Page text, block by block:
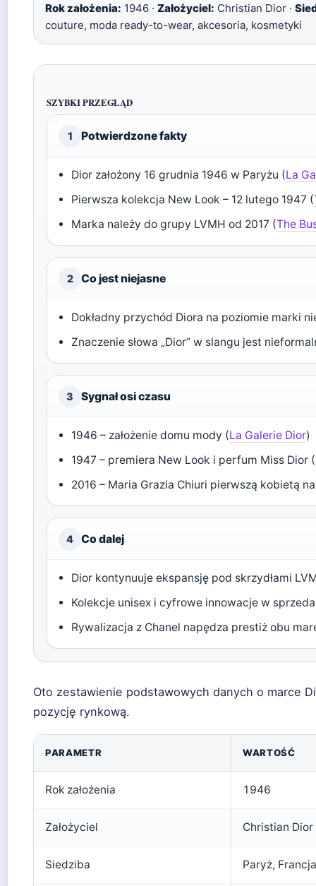
Rok założenia: 1946 · Założyciel: Christian Dior ·
couture, moda ready-to-wear, akcesoria, kosmetyki
SZYBKI PRZEGLĄD
1 Potwierdzone fakty
Dior założony 16 grudnia 1946 w Paryżu (La
Pierwsza kolekcja New Look – 12 lutego 1947 (
Marka należy do grupy LVMH od 2017 (The
2 Co jest niejasne
Dokładny przychód Diora na poziomie marki
Znaczenie słowa „Dior” w slangu jest
3 Sygnał osi czasu
1946 – założenie domu mody (La Galerie Dior)
1947 – premiera New Look i perfum Miss Dior (
2016 – Maria Grazia Chiuri pierwszą kobietą
4 Co dalej
Dior kontynuuje ekspansję pod skrzydłami
Kolekcje unisex i cyfrowe innowacje w
Rywalizacja z Chanel napędza prestiż obu
Oto zestawienie podstawowych danych o marce
pozycję rynkową.
PARAMETR WARTOŚĆ
Rok założenia 1946
Założyciel Christian Dior
Siedziba Paryż, Francja